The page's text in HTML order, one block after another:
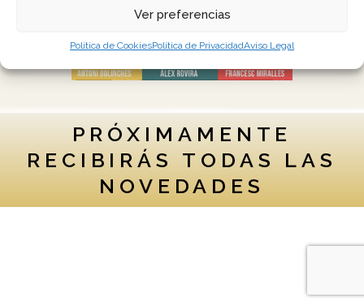
Ver preferencias
Política de CookiesPolítica de PrivacidadAviso Legal
PRÓXIMAMENTE
RECIBIRÁS TODAS LAS
NOVEDADES